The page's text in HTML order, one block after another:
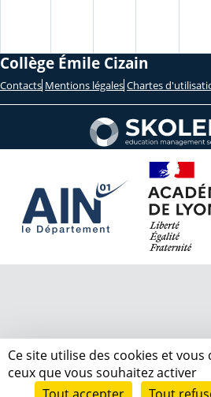
Collège Émile Cizain
Contacts Mentions légales Chartes
Ce site utilise des cookies et
ceux que vous souhaitez activer